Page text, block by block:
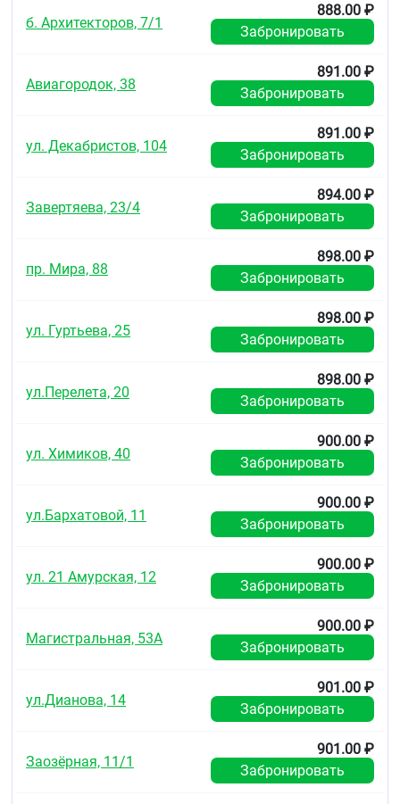
б. Архитекторов, 7/1
888.00 ₽
Забронировать
Авиагородок, 38
891.00 ₽
Забронировать
ул. Декабристов, 104
891.00 ₽
Забронировать
Завертяева, 23/4
894.00 ₽
Забронировать
пр. Мира, 88
898.00 ₽
Забронировать
ул. Гуртьева, 25
898.00 ₽
Забронировать
ул.Перелета, 20
898.00 ₽
Забронировать
ул. Химиков, 40
900.00 ₽
Забронировать
ул.Бархатовой, 11
900.00 ₽
Забронировать
ул. 21 Амурская, 12
900.00 ₽
Забронировать
Магистральная, 53А
900.00 ₽
Забронировать
ул.Дианова, 14
901.00 ₽
Забронировать
Заозёрная, 11/1
901.00 ₽
Забронировать